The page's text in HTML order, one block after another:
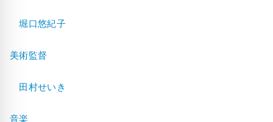
堀口悠紀子
美術監督
田村せいき
音楽